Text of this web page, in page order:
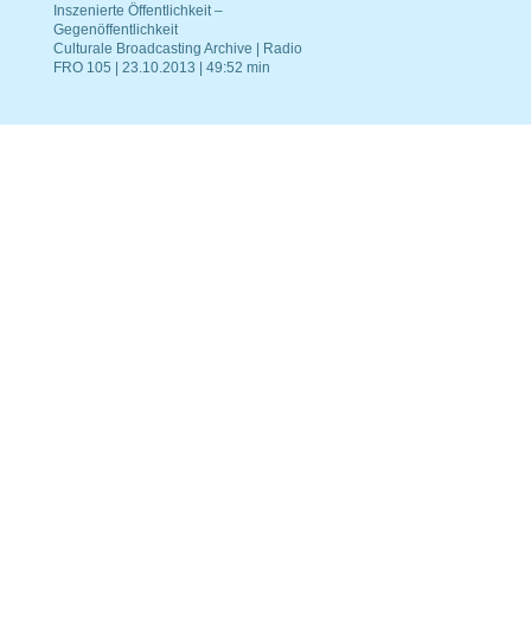
Inszenierte Öffentlichkeit –
Gegenöffentlichkeit
Culturale Broadcasting Archive | Radio
FRO 105 | 23.10.2013 | 49:52 min